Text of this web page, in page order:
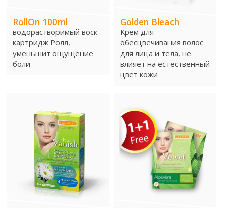
Roll On
Free Wax Strips
Крем для депиляции
Депиляционные аксессуары
Azulene Oil Салфетки
Free Wax Strips
RollOn 100ml
водорастворимый воск
картридж Ролл,
уменьшит ощущение
боли
Golden Bleach
Крем для
обесцвечивания волос
для лица и тела, не
влияет на естественный
цвет кожи